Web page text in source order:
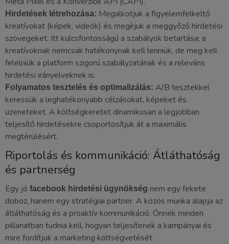
Hirdetések létrehozása: Megalkotjuk a figyelemfelkeltő
kreatívokat (képek, videók) és megírjuk a meggyőző hirdetési
szövegeket. Itt kulcsfontosságú a szabályok betartása; a
kreatívoknak nemcsak hatékonynak kell lenniük, de meg kell
felelniük a platform szigorú szabályzatának és a releváns
hirdetési irányelveknek is.
Folyamatos tesztelés és optimalizálás: A/B tesztekkel
keressük a leghatékonyabb célzásokat, képeket és
üzeneteket. A költségkeretet dinamikusan a legjobban
teljesítő hirdetésekre csoportosítjuk át a maximális
megtérülésért.
Riportolás és kommunikáció: Átláthatóság
és partnerség
Egy jó facebook hirdetési ügynökség nem egy fekete
doboz, hanem egy stratégiai partner. A közös munka alapja az
átláthatóság és a proaktív kommunikáció. Önnek minden
pillanatban tudnia kell, hogyan teljesítenek a kampányai és
mire fordítjuk a marketing költségvetését.